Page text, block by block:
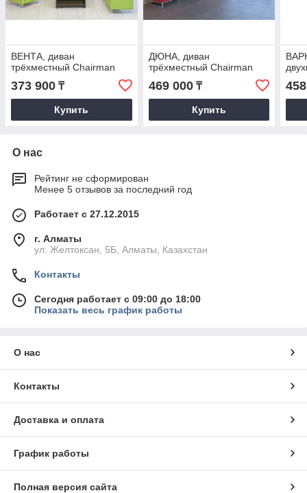
ВЕНТА, диван
трёхместный Chairman
373 900 ₸
Купить
ДЮНА, диван
трёхместный Chairman
469 000₸
Купить
О нас
Рейтинг не сформирован
Менее 5 отзывов за последний год
Работает с 27.12.2015
г. Алматы
ул. Желтоксан, 5Б, Алматы, Казахстан
Контакты
Сегодня работает с 09:00 до 18:00
Показать весь график работы
О нас
Контакты
Доставка и оплата
График работы
Полная версия сайта